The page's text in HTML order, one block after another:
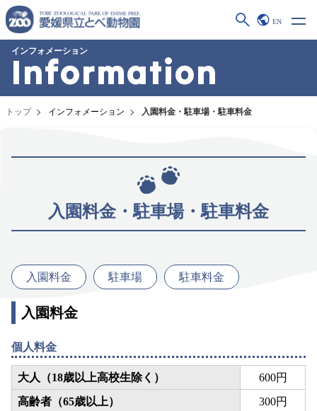
EN
インフォメーション
Information
トップ インフォメーション 入園料金・駐車場・駐車料金
入園料金・駐車場・駐車料金
入園料金 駐車場 駐車料金
入園料金
個人料金
大人 （18歳以上高校生除く）
600円
高齢者 （65歳以上）
300円